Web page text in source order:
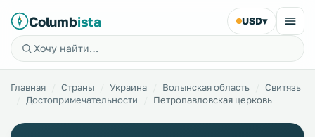
Columbista USD▾
Главная Страны Украина Волынская область
Свитязь
Достопримечательности
Петропавловская церковь